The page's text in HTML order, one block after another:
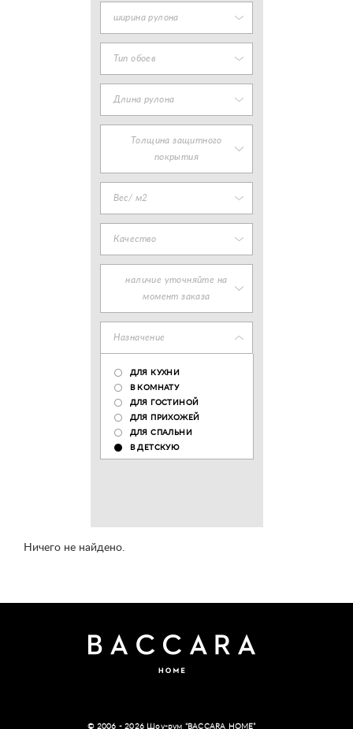
ширина рулона
Тип обоев
Длина рулона
Толщина защитного
покрытия
Вес/ м2
Качество
наличие уточняйте на
момент заказа
Назначение
ДЛЯ КУХНИ
В КОМНАТУ
ДЛЯ ГОСТИНОЙ
ДЛЯ ПРИХОЖЕЙ
ДЛЯ СПАЛЬНИ
В ДЕТСКУЮ
Ничего не найдено.
© 2006 - 2026 Шоу-рум “BACCARA HOME”